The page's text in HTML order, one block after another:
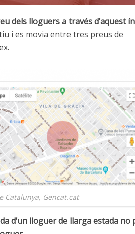
dels lloguers a través d’aquest
i es movia entre tres preus de
Catalunya, Gencat.cat
d’un lloguer de llarga estada no